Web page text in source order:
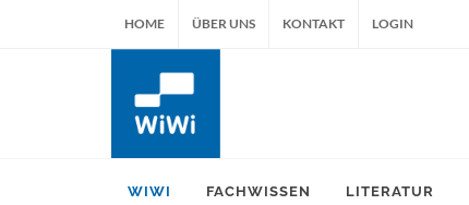
HOME ÜBER UNS KONTAKT LOGIN
WIWI FACHWISSEN LITERATUR